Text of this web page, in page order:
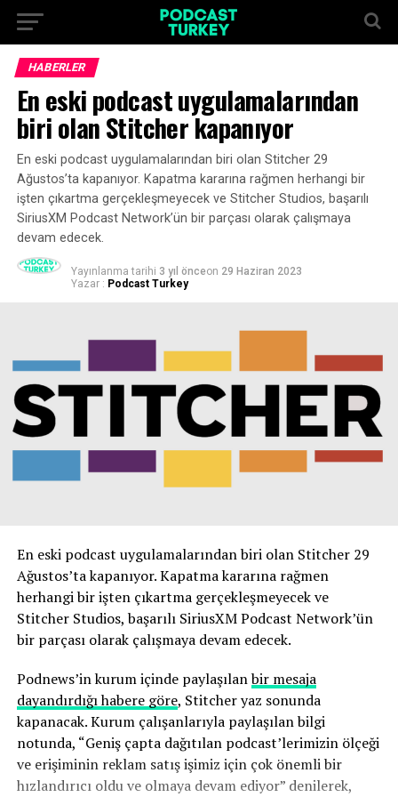
HABERLER
En eski podcast uygulamalarından
biri olan Stitcher kapanıyor
En eski podcast uygulamalarından biri olan Stitcher 29
Ağustos’ta kapanıyor. Kapatma kararına rağmen herhangi bir
işten çıkartma gerçekleşmeyecek ve Stitcher Studios, başarılı
SiriusXM Podcast Network’ün bir parçası olarak çalışmaya
devam edecek.
Yayınlanma tarihi 3 yıl önceon 29 Haziran 2023
Yazar : Podcast Turkey
En eski podcast uygulamalarından biri olan Stitcher 29
Ağustos’ta kapanıyor. Kapatma kararına rağmen
herhangi bir işten çıkartma gerçekleşmeyecek ve
Stitcher Studios, başarılı SiriusXM Podcast Network’ün
bir parçası olarak çalışmaya devam edecek.
Podnews’in kurum içinde paylaşılanbir mesaja
dayandırdığı habere göre, Stitcher yaz sonunda
kapanacak. Kurum çalışanlarıyla paylaşılan bilgi
notunda, “Geniş çapta dağıtılan podcast’lerimizin ölçeği
ve erişiminin reklam satış işimiz için çok önemli bir
hızlandırıcı oldu ve olmaya devam ediyor” denilerek,